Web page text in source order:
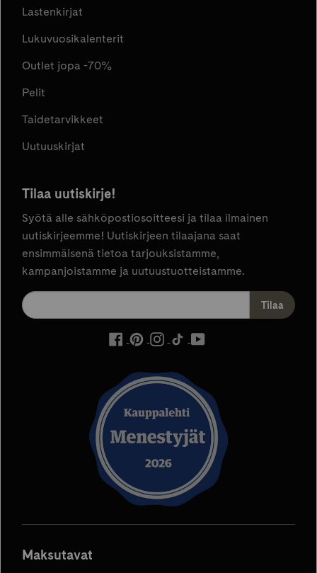
Lastenkirjat
Lukuvuosikalenterit
Outlet jopa -70%
Pelit
Taidetarvikkeet
Uutuuskirjat
Tilaa uutiskirje!
Syötä alle sähköpostiosoitteesi ja tilaa ilmainen
uutiskirjeemme! Uutiskirjeen tilaajana saat
ensimmäisenä tietoa tarjouksistamme,
kampanjoistamme ja uutuustuotteistamme.
ulkoinen
avautuu
uuteen
välilehteen
ulkoinen
avautuu
uuteen
välilehteen
ulkoinen
avautuu
uuteen
välilehteen
ulkoinen
uuteen
välilehteen
välilehteen
Maksutavat